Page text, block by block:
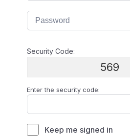
Security Code:
569
Enter the security code:
Keep me signed in